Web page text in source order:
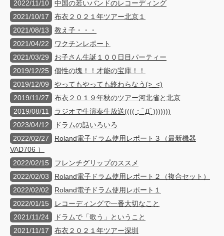
2022/11/10
中国の若いバンドのレコーディング
2021/10/17
布衣２０２１年ツアー北京１
2021/08/13
教え子・・・
2021/04/22
ワクチンレポート
2021/03/29
お子さん生誕１００日目パーティー
2019/12/25
個性の塊！！才能の宝庫！！
2019/12/09
やってもやっても終わらなう(>_<)
2019/11/27
布衣２０１９年秋のツアー河北省と北京
2019/08/11
ラジオで生演奏生放送((((；ﾟДﾟ)))))))
2023/04/12
ドラムの話いろいろ
2022/02/27
Roland電子ドラム使用レポート３（最新機器
VAD706 ）
2022/02/15
フレンチグリップのススメ
2022/02/03
Roland電子ドラム使用レポート２（複合セット）
2022/02/02
Roland電子ドラム使用レポート１
2022/01/15
レコーディングで一番大切なこと
2021/11/24
ドラムで「歌う」ということ
2021/11/17
布衣２０２１年ツアー深圳